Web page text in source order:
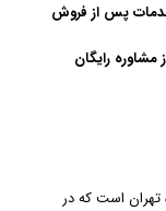
خدمات پس از فروش
مشاوره رایگان
است که در